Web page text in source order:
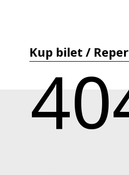
Kup bilet /